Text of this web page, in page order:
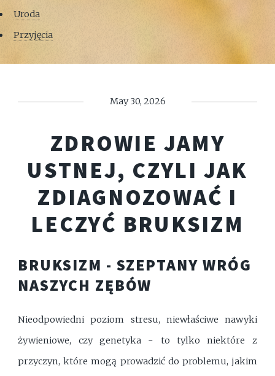
Uroda
Przyjęcia
May 30, 2026
ZDROWIE JAMY
USTNEJ, CZYLI JAK
ZDIAGNOZOWAĆ I
LECZYĆ BRUKSIZM
BRUKSIZM - SZEPTANY WRÓG
NASZYCH ZĘBÓW
Nieodpowiedni poziom stresu, niewłaściwe nawyki
żywieniowe, czy genetyka - to tylko niektóre z
przyczyn, które mogą prowadzić do problemu, jakim